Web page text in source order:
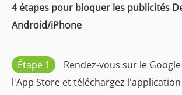
4 étapes pour bloquer les publicités
Android/iPhone
Étape 1
Rendez-vous sur le
l'App Store et téléchargez